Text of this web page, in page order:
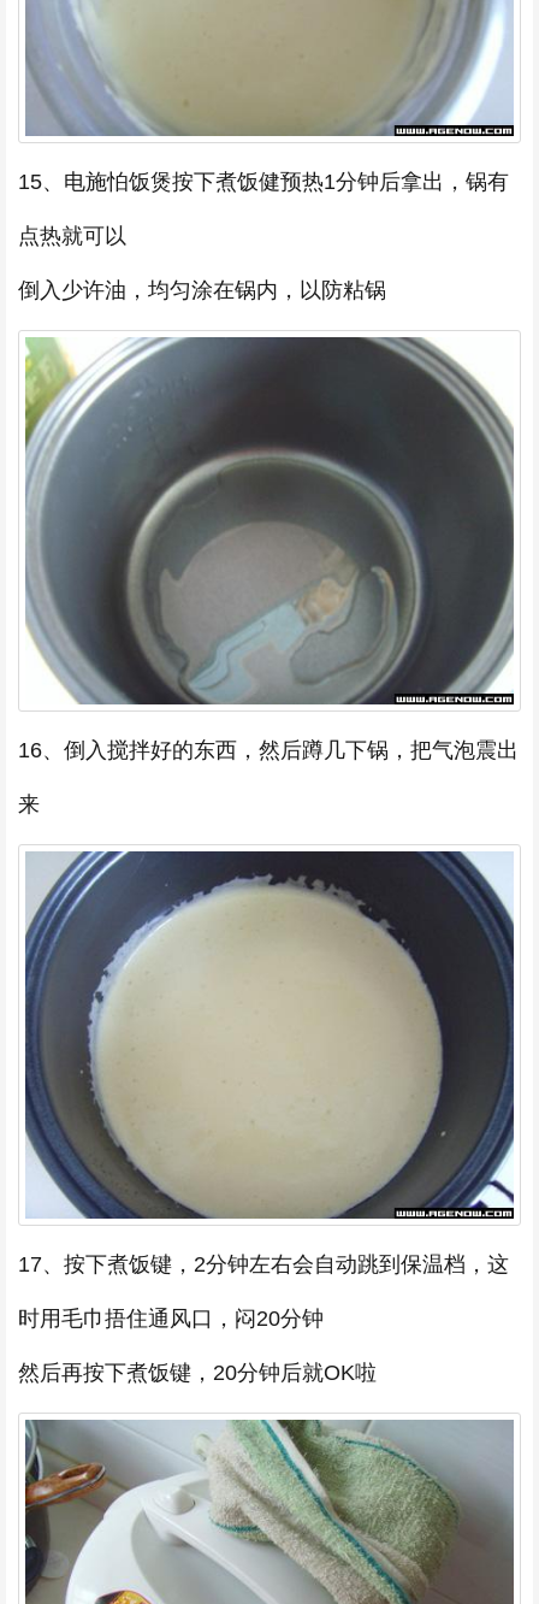
15、电施怕饭煲按下煮饭健预热1分钟后拿出，锅有
点热就可以
倒入少许油，均匀涂在锅内，以防粘锅
16、倒入搅拌好的东西，然后蹲几下锅，把气泡震出
来
17、按下煮饭键，2分钟左右会自动跳到保温档，这
时用毛巾捂住通风口，闷20分钟
然后再按下煮饭键，20分钟后就OK啦